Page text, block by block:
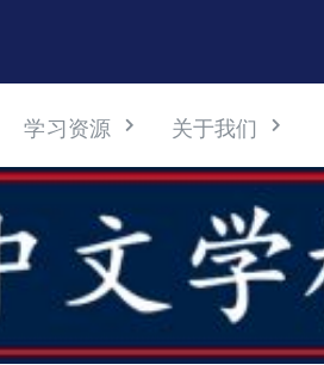
学习资源 关于我们